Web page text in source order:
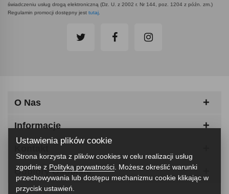
świadczeniu usług drogą elektroniczną (Dz. U. z 2002 r. Nr 144, poz. 1204 z późn. zm.)
Regulamin promocji dostępny jest tutaj
O Nas
Informacje
Odbiory Osobiste
Ustawienia plików cookie
Strona korzysta z plików cookies w celu realizacji usług
zgodnie z Polityką prywatności . Możesz określić warunki
przechowywania lub dostępu mechanizmu cookie klikając w
przycisk ustawień.